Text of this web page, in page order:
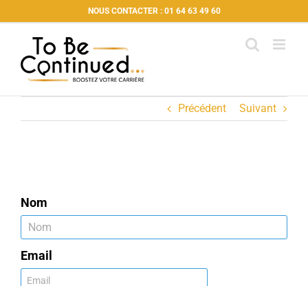
au
contenu
NOUS CONTACTER : 01 64 63 49 60
Précédent Suivant
Nom
Email